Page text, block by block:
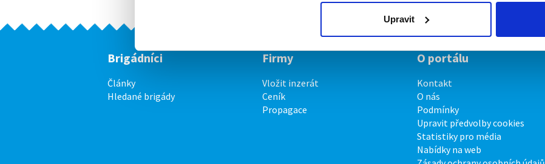
Upravit
Brigádníci
Články
Hledané brigády
Firmy
Vložit inzerát
Ceník
Propagace
O portálu
Kontakt
O nás
Podmínky
Upravit předvolby cookies
Statistiky pro média
Nabídky na web